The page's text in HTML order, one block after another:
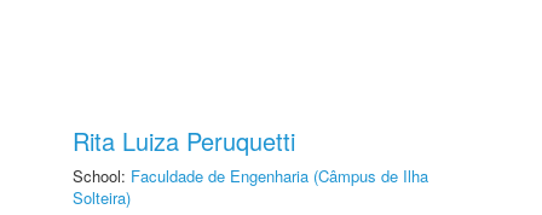
Rita Luiza Peruquetti
School: Faculdade de Engenharia (Câmpus de Ilha
Solteira)